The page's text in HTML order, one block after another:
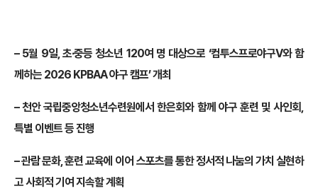
– 5월 9일, 초∙중등 청소년 120여 명 대상으로 ‘컴투스프로야구V와 함
께하는 2026 KPBAA 야구 캠프’ 개최
–천안 국립중앙청소년수련원에서 한은회와 함께 야구 훈련 및 사인회,
특별 이벤트 등 진행
–관람 문화, 훈련 교육에 이어 스포츠를 통한 정서적 나눔의 가치 실현하
고 사회적 기여 지속할 계획